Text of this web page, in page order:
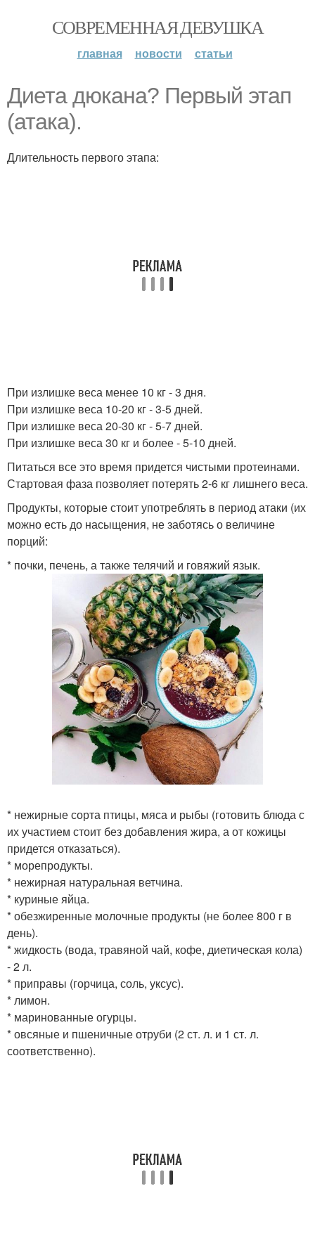
СОВРЕМЕННАЯ ДЕВУШКА
главная новости статьи
Диета дюкана? Первый этап
(атака).
Длительность первого этапа:
При излишке веса менее 10 кг - 3 дня.
При излишке веса 10-20 кг - 3-5 дней.
При излишке веса 20-30 кг - 5-7 дней.
При излишке веса 30 кг и более - 5-10 дней.
Питаться все это время придется чистыми протеинами.
Стартовая фаза позволяет потерять 2-6 кг лишнего веса.
Продукты, которые стоит употреблять в период атаки (их
можно есть до насыщения, не заботясь о величине
порций:
* почки, печень, а также телячий и говяжий язык.
* нежирные сорта птицы, мяса и рыбы (готовить блюда с
их участием стоит без добавления жира, а от кожицы
придется отказаться).
* морепродукты.
* нежирная натуральная ветчина.
* куриные яйца.
* обезжиренные молочные продукты (не более 800 г в
день).
* жидкость (вода, травяной чай, кофе, диетическая кола)
- 2 л.
* приправы (горчица, соль, уксус).
* лимон.
* маринованные огурцы.
* овсяные и пшеничные отруби (2 ст. л. и 1 ст. л.
соответственно).